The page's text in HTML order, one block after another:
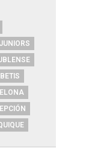
BETIS